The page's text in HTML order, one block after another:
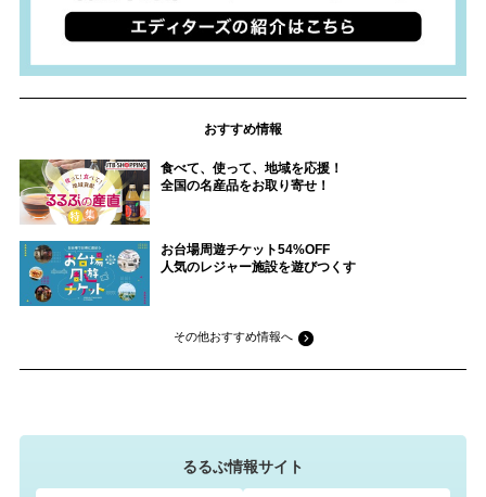
おすすめ情報
食べて、使って、地域を応援！
全国の名産品をお取り寄せ！
お台場周遊チケット54%OFF
人気のレジャー施設を遊びつくす
その他おすすめ情報へ
るるぶ情報サイト